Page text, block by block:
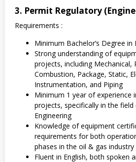
3. Permit Regulatory
Requirements :
Minimum Bachelor’s Degree in
Strong understanding of
projects, including Mechanical,
Combustion, Package, Static,
Instrumentation, and Piping
Minimum 1 year of experience
projects, specifically in the field
Engineering
Knowledge of equipment
requirements for both
phases in the oil & gas industry
Fluent in English, both spoken